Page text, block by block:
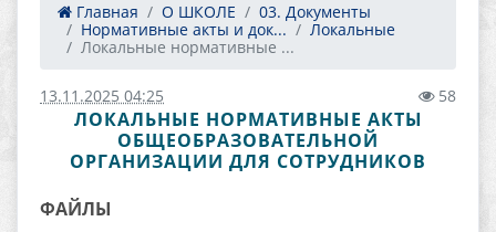
Главная О ШКОЛЕ
03. Документы
Нормативные акты и док...
Локальные
Локальные нормативные ...
13.11.2025 04:25 58
ЛОКАЛЬНЫЕ НОРМАТИВНЫЕ АКТЫ
ОБЩЕОБРАЗОВАТЕЛЬНОЙ
ОРГАНИЗАЦИИ ДЛЯ СОТРУДНИКОВ
ФАЙЛЫ